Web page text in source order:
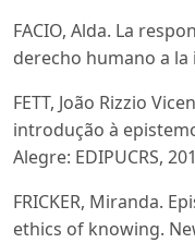
FACIO, Alda. La
derecho humano a la
FETT, João Rizzio
introdução à
Alegre: EDIPUCRS,
FRICKER, Miranda.
ethics of knowing.